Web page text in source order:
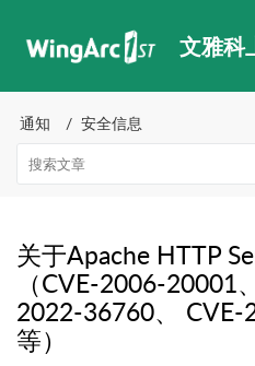
通知 安全信息
关于Apache HTTP
（CVE-2006-20001
2022-36760、
等）